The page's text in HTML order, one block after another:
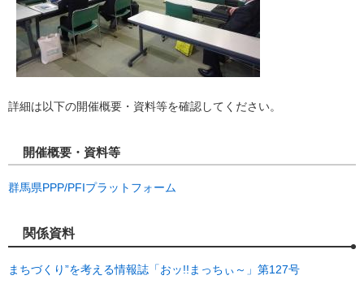
詳細は以下の開催概要・資料等を確認してください。
開催概要・資料等
群馬県PPP/PFIプラットフォーム
関係資料
まちづくり”を考える情報誌「おッ!!まっちぃ～」第127号